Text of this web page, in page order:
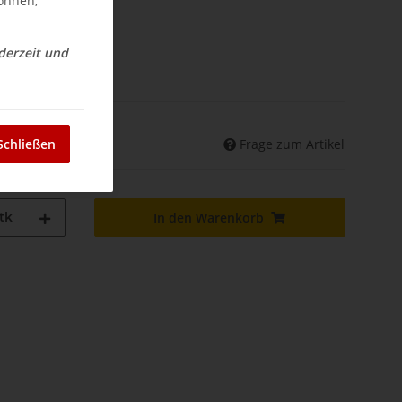
abweichend) Frage zum Artikel
In den Warenkorb
und